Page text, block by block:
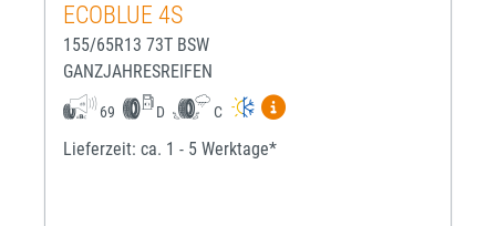
ECOBLUE 4S
155/65R13 73T BSW
GANZJAHRESREIFEN
69 D C
Mehr Informationen zum
Lieferzeit: ca. 1 - 5 Werktage*